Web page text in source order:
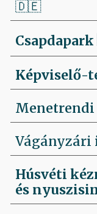
🇩🇪
Csapdapark
Képviselő-
Menetrendi
Húsvéti
és